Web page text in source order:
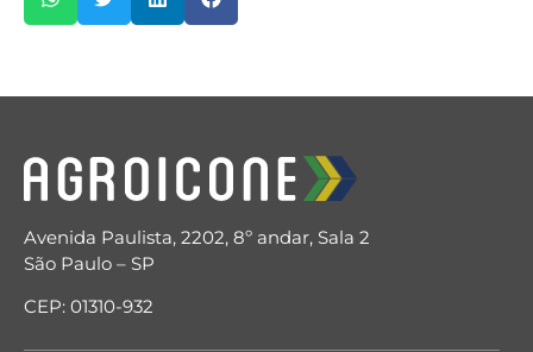
Avenida Paulista, 2202, 8º andar, Sala 2
São Paulo – SP
CEP: 01310-932